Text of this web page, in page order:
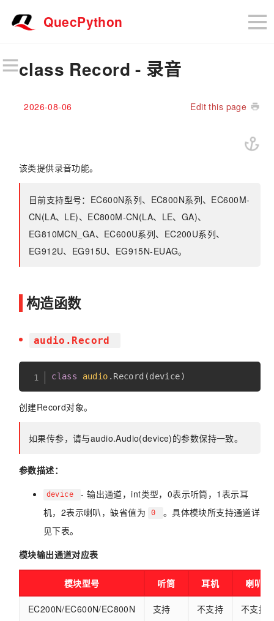
QuecPython
class Record - 录音
2026-08-06 Edit this page
该类提供录音功能。
目前支持型号：EC600N系列、EC800N系列、EC600M-
CN(LA、LE)、EC800M-CN(LA、LE、GA)、
EG810MCN_GA、EC600U系列、EC200U系列、
EG912U、EG915U、EG915N-EUAG。
构造函数
audio.Record
class audio . Record (device)
创建Record对象。
如果传参，请与audio.Audio(device)的参数保持一致。
参数描述：
device
- 输出通道，int类型，0表示听筒，1表示耳
机，2表示喇叭，缺省值为
0
。具体模块所支持通道详
见下表。
模块输出通道对应表
模块型号 听筒 耳机 喇叭
EC200N/EC600N/EC800N 支持 不支持 不支持